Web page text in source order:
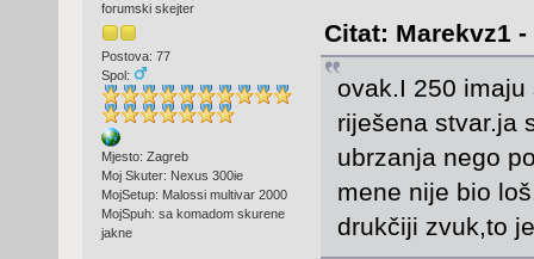
forumski skejter
Postova: 77
Spol:
Mjesto: Zagreb
Moj Skuter: Nexus 300ie
MojSetup: Malossi multivar 2000
MojSpuh: sa komadom skurene
jakne
Citat: Marekvz1 -
ovak.I 250
riješena stvar.ja
ubrzanja nego
mene nije bio
drukčiji zvuk,to